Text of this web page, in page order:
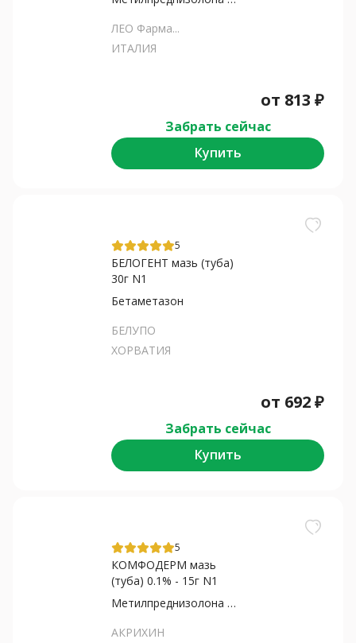
ЛЕО Фарма...
ИТАЛИЯ
от 813 ₽
Забрать сейчас
Купить
5
БЕЛОГЕНТ мазь (туба)
30г N1
Бетаметазон
БЕЛУПО
ХОРВАТИЯ
от 692₽
Забрать сейчас
Купить
5
КОМФОДЕРМ мазь
(туба) 0.1% - 15г N1
Метилпреднизолона ацепонат
АКРИХИН